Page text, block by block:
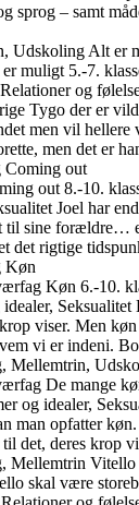
sprog – samt
Udskoling Alt er
muligt 5.-7.
og
Tygo der er
men vil hellere
men det er
Coming out
out 8.-10.
Joel har
til sine forældre…
det rigtige
Køn
Køn 6.-10.
Seksualitet
viser. Men
vi er indeni.
Mellemtrin,
De mange
og idealer,
man opfatter
det, deres krop
Mellemtrin Vitello
skal være